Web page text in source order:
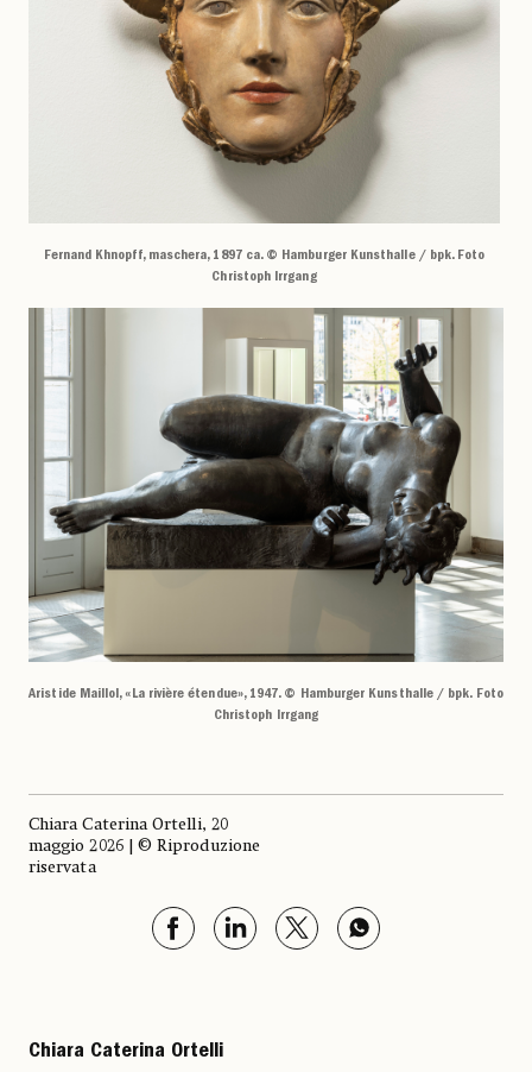
Fernand Khnopff, maschera, 1897 ca. © Hamburger Kunsthalle / bpk. Foto
Christoph Irrgang
Aristide Maillol, «La rivière étendue», 1947. © Hamburger Kunsthalle / bpk. Foto
Christoph Irrgang
Chiara Caterina Ortelli, 20
maggio 2026 | © Riproduzione
riservata
Chiara Caterina Ortelli